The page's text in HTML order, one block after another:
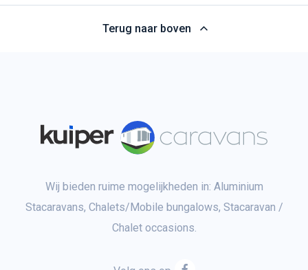
Terug naar boven
Wij bieden ruime mogelijkheden in: Aluminium
Stacaravans, Chalets/Mobile bungalows, Stacaravan /
Chalet occasions.